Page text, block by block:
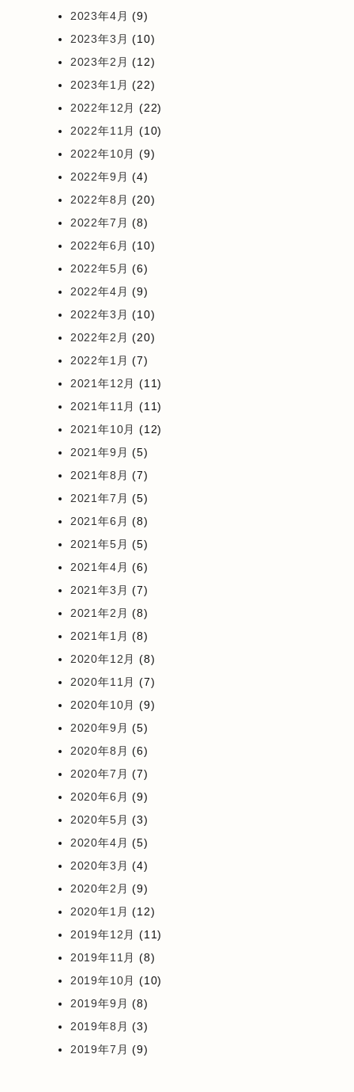
2023年4月 (9)
2023年3月 (10)
2023年2月 (12)
2023年1月 (22)
2022年12月 (22)
2022年11月 (10)
2022年10月 (9)
2022年9月 (4)
2022年8月 (20)
2022年7月 (8)
2022年6月 (10)
2022年5月 (6)
2022年4月 (9)
2022年3月 (10)
2022年2月 (20)
2022年1月 (7)
2021年12月 (11)
2021年11月 (11)
2021年10月 (12)
2021年9月 (5)
2021年8月 (7)
2021年7月 (5)
2021年6月 (8)
2021年5月 (5)
2021年4月 (6)
2021年3月 (7)
2021年2月 (8)
2021年1月 (8)
2020年12月 (8)
2020年11月 (7)
2020年10月 (9)
2020年9月 (5)
2020年8月 (6)
2020年7月 (7)
2020年6月 (9)
2020年5月 (3)
2020年4月 (5)
2020年3月 (4)
2020年2月 (9)
2020年1月 (12)
2019年12月 (11)
2019年11月 (8)
2019年10月 (10)
2019年9月 (8)
2019年8月 (3)
2019年7月 (9)